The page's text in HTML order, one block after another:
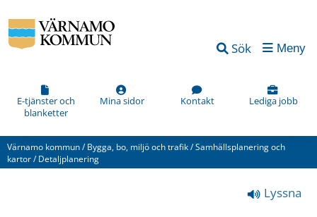
Sök Meny
E-tjänster och
blanketter
Mina sidor Kontakt Lediga jobb
Värnamo kommun/ Bygga, bo, miljö och trafik/Samhällsplanering och
kartor/ Detaljplanering
Lyssna